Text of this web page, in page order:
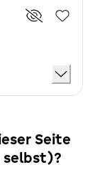
Seite
selbst)?